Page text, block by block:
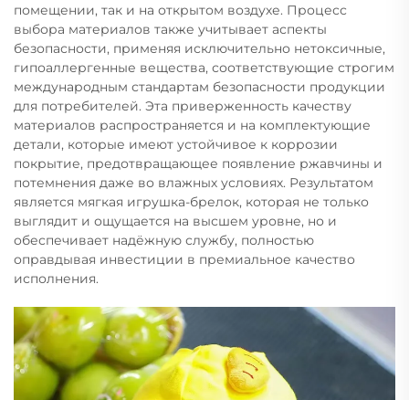
помещении, так и на открытом воздухе. Процесс
выбора материалов также учитывает аспекты
безопасности, применяя исключительно нетоксичные,
гипоаллергенные вещества, соответствующие строгим
международным стандартам безопасности продукции
для потребителей. Эта приверженность качеству
материалов распространяется и на комплектующие
детали, которые имеют устойчивое к коррозии
покрытие, предотвращающее появление ржавчины и
потемнения даже во влажных условиях. Результатом
является мягкая игрушка-брелок, которая не только
выглядит и ощущается на высшем уровне, но и
обеспечивает надёжную службу, полностью
оправдывая инвестиции в премиальное качество
исполнения.